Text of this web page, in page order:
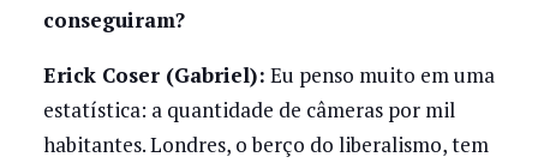
conseguiram?
Erick Coser (Gabriel): Eu penso muito em uma
estatística: a quantidade de câmeras por mil
habitantes. Londres, o berço do liberalismo, tem